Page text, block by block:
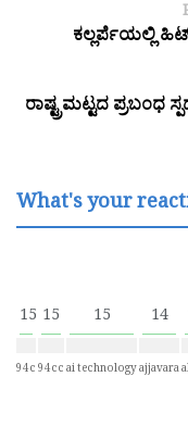
ಕಲ್ಲರ್ಪೆಯಲ್ಲಿ
ರಾಷ್ಟ್ರಮಟ್ಟದ
What's your
15
94c
15
94cc
15
ai technology
14
ajjavara